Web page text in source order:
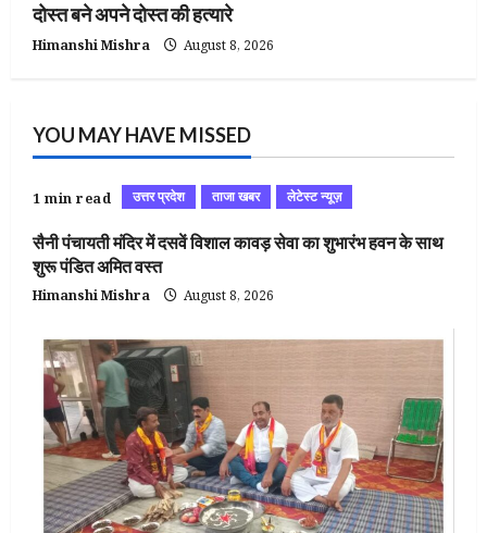
दोस्त बने अपने दोस्त की हत्यारे
Himanshi Mishra August 8, 2026
YOU MAY HAVE MISSED
1 min read उत्तर प्रदेश ताजा खबर लेटेस्ट न्यूज़
सैनी पंचायती मंदिर में दसवें विशाल कावड़ सेवा का शुभारंभ हवन के साथ
शुरू पंडित अमित वस्त
Himanshi Mishra August 8, 2026